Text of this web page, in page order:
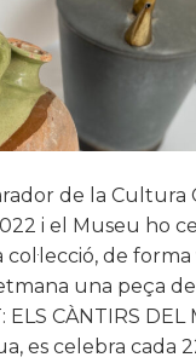
de la Cultura
i el Museu ho
col·lecció, de
una peça
ELS CÀNTIRS DEL
es celebra cada